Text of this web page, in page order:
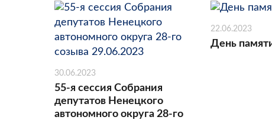
30.06.2023
55-я сессия Собрания
депутатов Ненецкого
автономного округа 28-го
22.06.2023
День